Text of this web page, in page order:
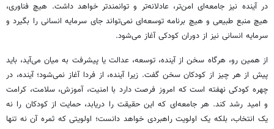
در آینده نیز جامعه‌ای امن‌تر، عادلانه‌تر و توانمندتر خواهد داشت. هیچ فناوری،
هیچ منبع طبیعی و هیچ برنامه توسعه‌ای نمی‌تواند جای سرمایه انسانی را بگیرد و
سرمایه انسانی نیز از دوران کودکی آغاز می‌شود.
از همین رو، هرگاه سخن از آینده، توسعه، عدالت یا پیشرفت به میان می‌آید، باید
پیش از هر چیز از کودکان سخن گفت. زیرا آینده، از فردا آغاز نمی‌شود؛ آینده، در
چهره کودکی نهفته است که امروز فرصت دارد با امنیت، آموزش، سلامت، کرامت
و امید رشد کند. هر جامعه‌ای که این حقیقت را دریابد، حمایت از کودکان را نه
یک انتخاب، بلکه یک اولویت راهبردی خواهد دانست؛ اولویتی که ثمره آن نه تنها